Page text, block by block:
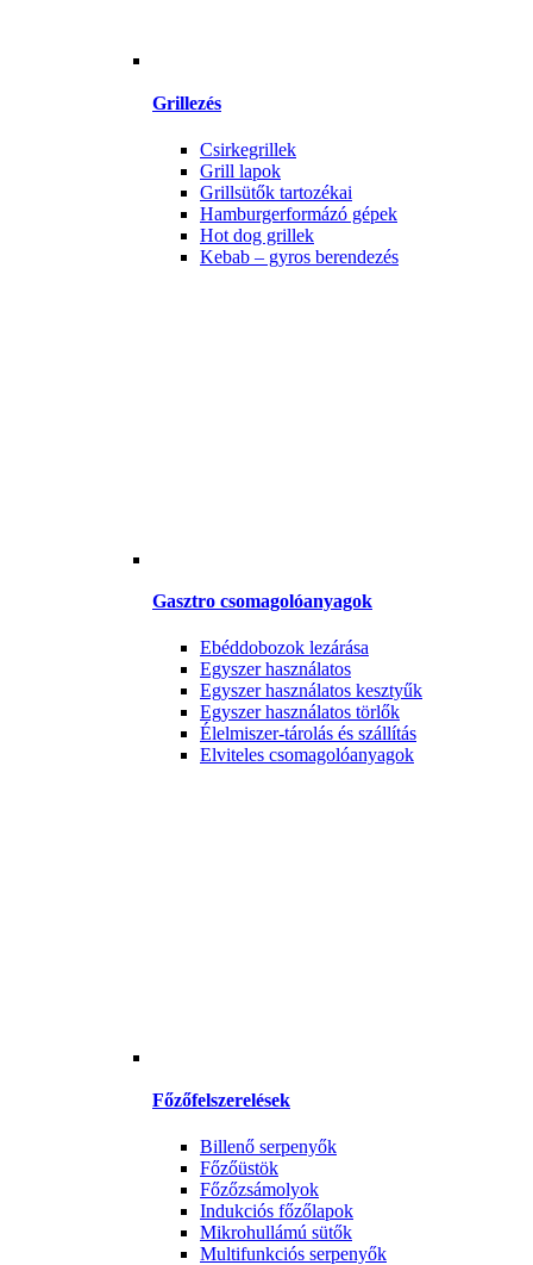
Grillezés
Csirkegrillek
Grill lapok
Grillsütők tartozékai
Hamburgerformázó gépek
Hot dog grillek
Kebab – gyros berendezés
Gasztro csomagolóanyagok
Ebéddobozok lezárása
Egyszer használatos
Egyszer használatos kesztyűk
Egyszer használatos törlők
Élelmiszer-tárolás és szállítás
Elviteles csomagolóanyagok
Főzőfelszerelések
Billenő serpenyők
Főzőüstök
Főzőzsámolyok
Indukciós főzőlapok
Mikrohullámú sütők
Multifunkciós serpenyők